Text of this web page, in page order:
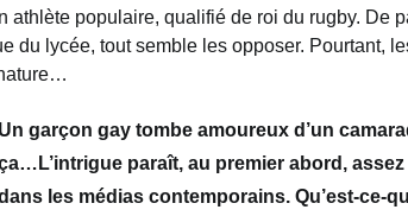
athlète populaire, qualifié de roi du rugby. De p
du lycée, tout semble les opposer. Pourtant,
Un garçon gay tombe amoureux d’un
L’intrigue paraît, au premier abord,
les médias contemporains. Qu’est-ce-